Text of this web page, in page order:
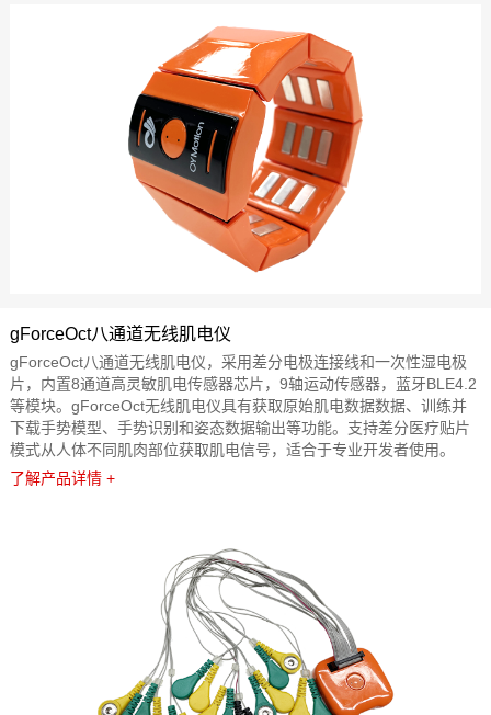
gForceOct八通道无线肌电仪
gForceOct八通道无线肌电仪，采用差分电极连接线和一次性湿电极
片，内置8通道高灵敏肌电传感器芯片，9轴运动传感器，蓝牙BLE4.2
等模块。gForceOct无线肌电仪具有获取原始肌电数据数据、训练并
下载手势模型、手势识别和姿态数据输出等功能。支持差分医疗贴片
模式从人体不同肌肉部位获取肌电信号，适合于专业开发者使用。
了解产品详情 +